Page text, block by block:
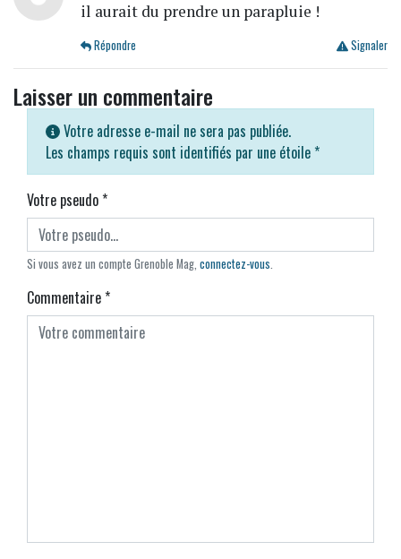
il aurait du prendre un parapluie !
Signaler
Répondre
Laisser un commentaire
Votre adresse e-mail ne sera pas publiée.
Les champs requis sont identifiés par une étoile *
Votre pseudo*
Si vous avez un compte Grenoble Mag, connectez-vous.
Commentaire*